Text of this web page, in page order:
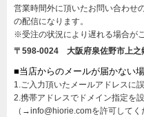
営業時間外に頂いたお問い合わせ
の配信になります。
※受注の状況により遅れる場合がご
〒598-0024 大阪府泉佐野市上之
■当店からのメールが届かない
1.ご入力頂いたメールアドレスに誤
2.携帯アドレスでドメイン指定を設
（→info@hiorie.comを許可してく